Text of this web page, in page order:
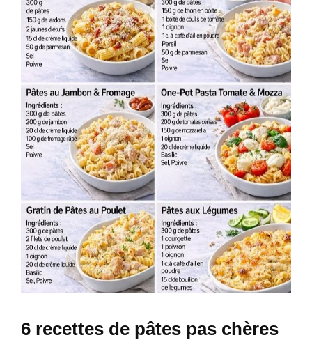
6 recettes de pâtes pas chères